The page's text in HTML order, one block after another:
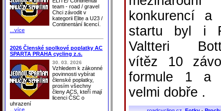
team - road / gravel
Chci závodit v
kategorii Elite a U23 /
Continentání licencí.
...více
2026 Členské spolkové poplatky AC
SPARTA PRAHA cycling z.s.
30. 03. 2026
Vzhledem k zákonné
povinnosti vybírat
členské poplatky,
prosím všechny
členy ACS, kteří mají
licenci ČSC o
uhrazení
...více
konkurencí a
startu byl i
Valtteri
vítěz 10
formule 1 a
velmi dobře .